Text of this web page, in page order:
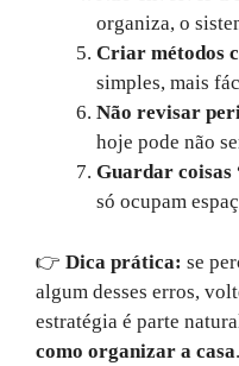
organiza, o
Criar métodos
simples, mais
Não revisar
hoje pode não
Guardar coisas
só ocupam
👉 Dica prática: se
algum desses erros,
estratégia é parte
como organizar a casa